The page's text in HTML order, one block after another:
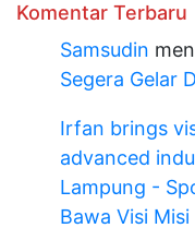
Komentar Terbaru
Samsudin
Segera Gelar
Irfan brings
advanced
Lampung -
Bawa Visi